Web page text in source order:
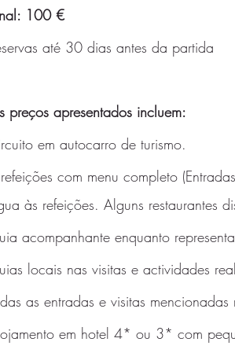
100 €
até 30 dias antes da partida
preços apresentados incluem:
em autocarro de turismo.
com menu completo
às refeições. Alguns restaurantes
acompanhante enquanto
locais nas visitas e actividades
as entradas e visitas
em hotel 4* ou 3* com